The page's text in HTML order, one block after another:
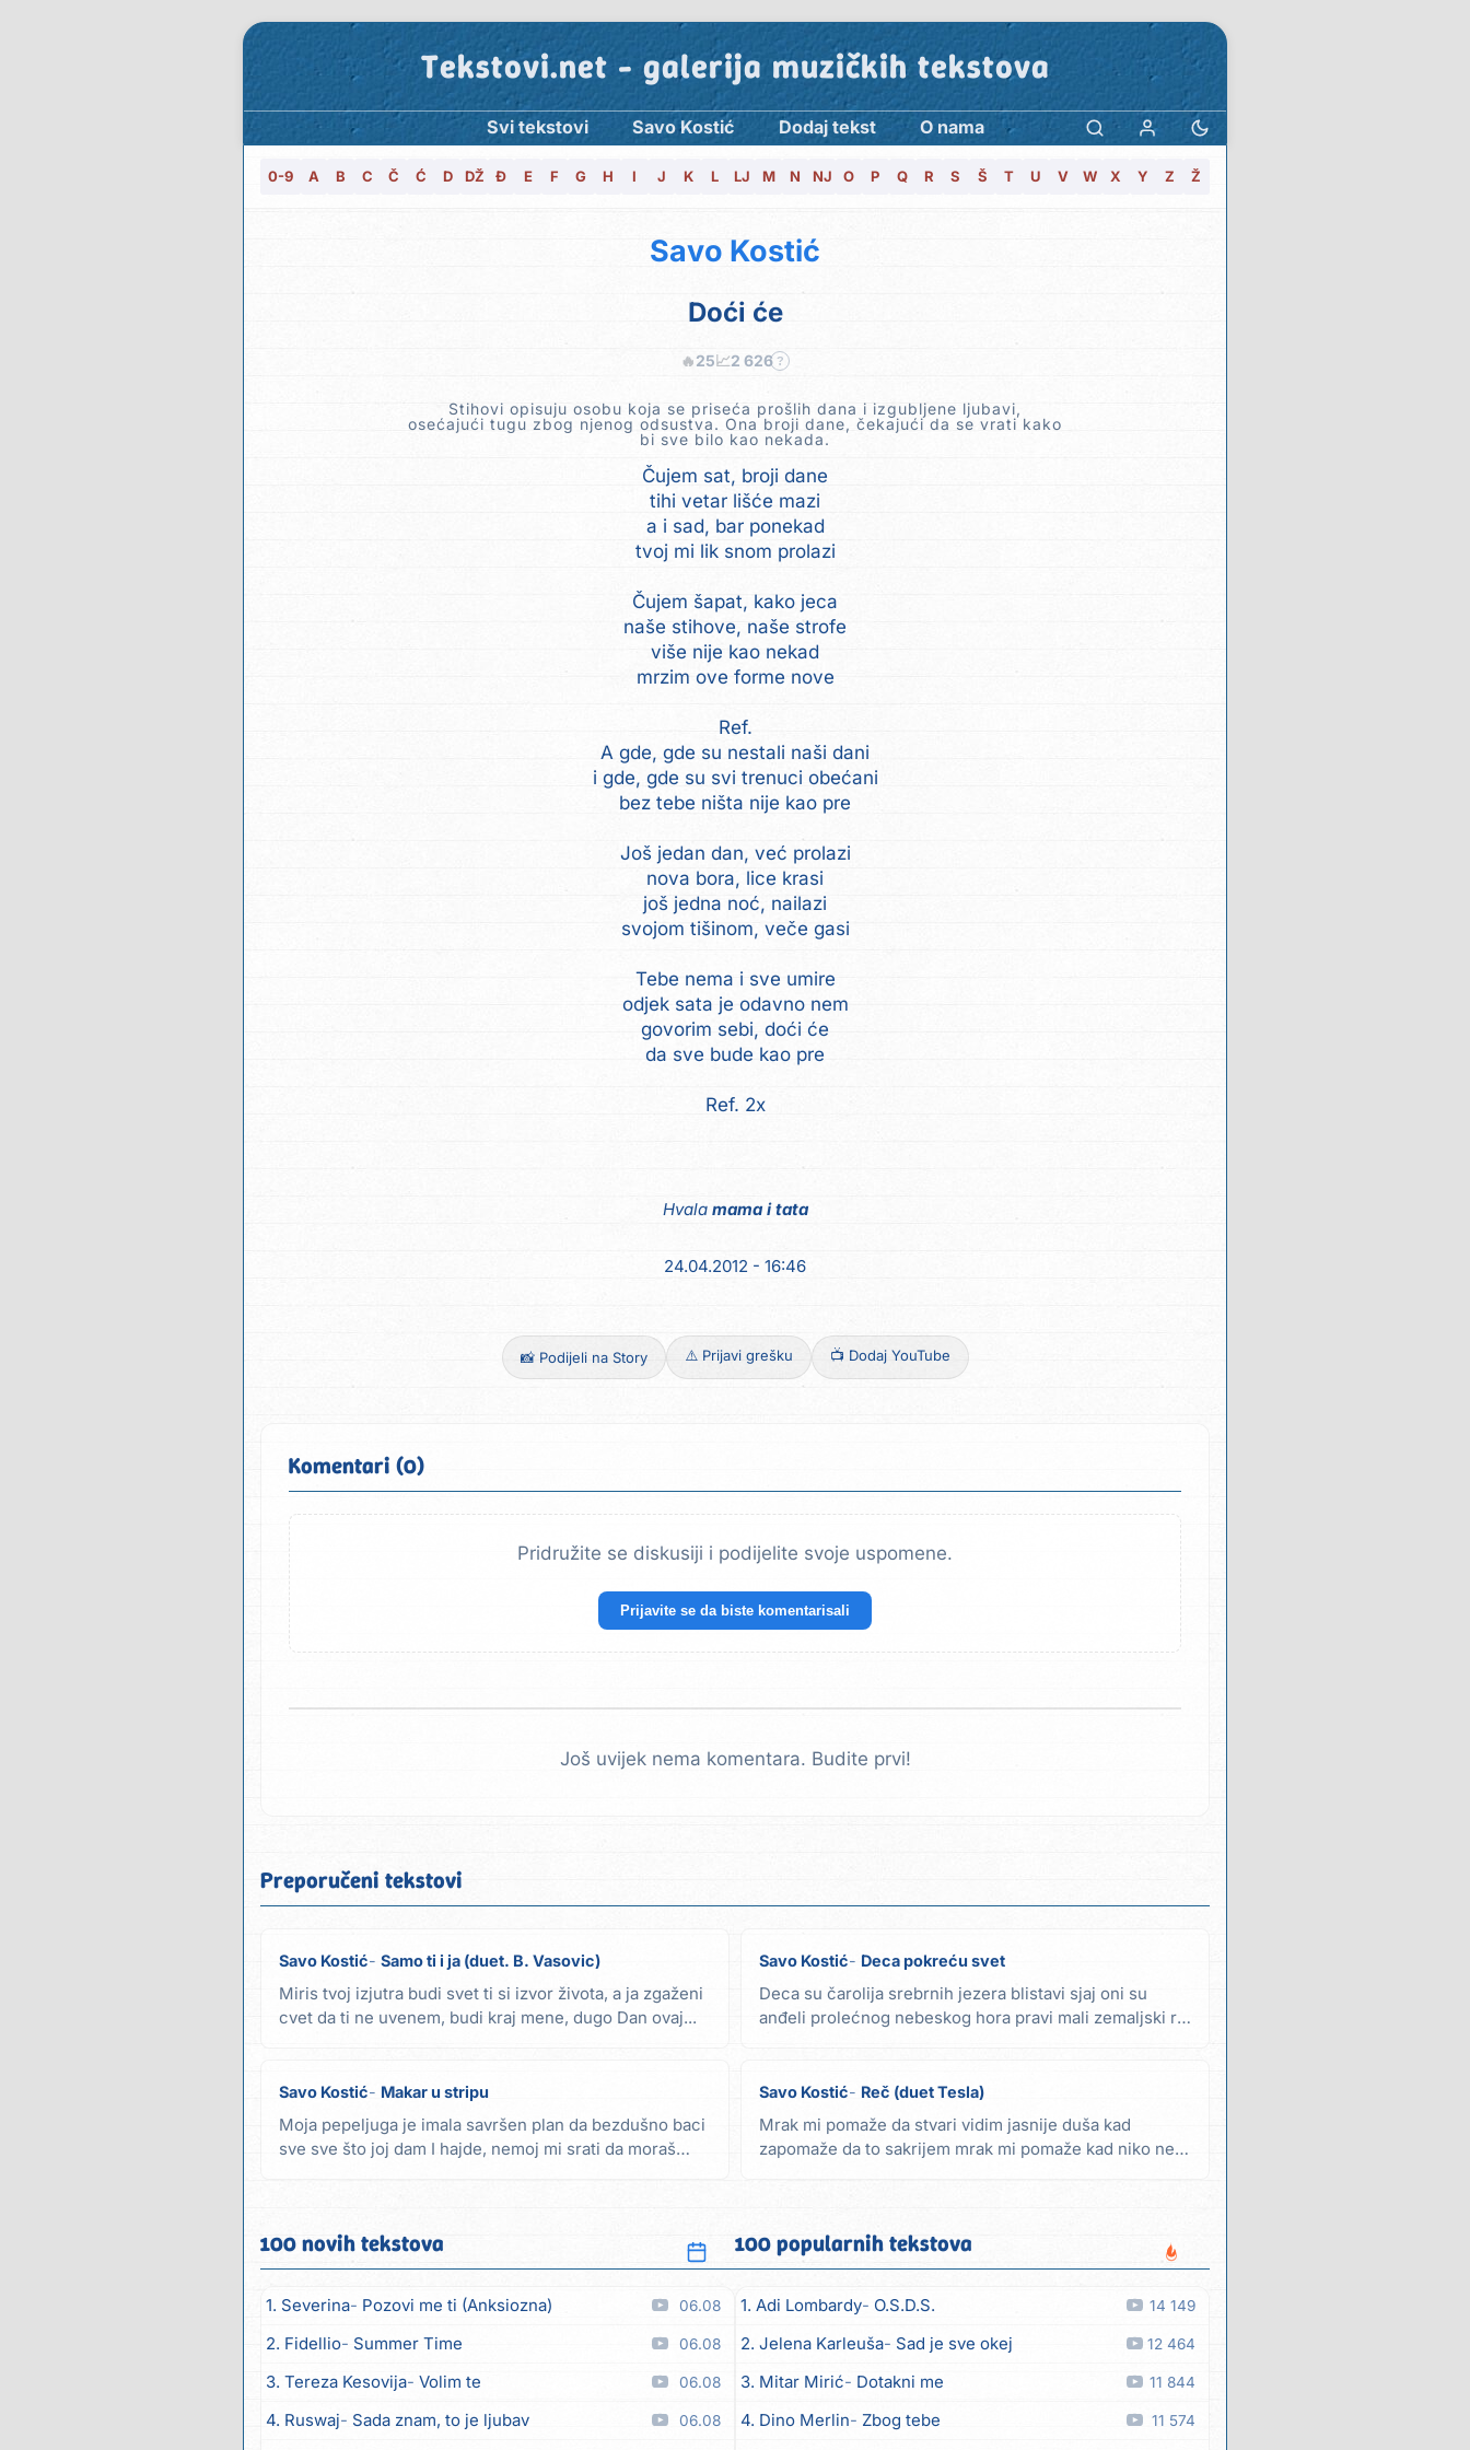
Tekstovi.net - galerija muzičkih tekstova
Svi tekstovi Savo Kostić Dodaj tekst O nama
0-9 A B C Č Ć D DŽ Đ E F G H I J K L LJ M N NJ O P Q R S Š T U V W X Y Z Ž
Savo Kostić
Doći će
🔥25📈2 626 ?
Stihovi opisuju osobu koja se priseća prošlih dana i izgubljene ljubavi,
osećajući tugu zbog njenog odsustva. Ona broji dane, čekajući da se vrati kako
bi sve bilo kao nekada.
Čujem sat, broji dane
tihi vetar lišće mazi
a i sad, bar ponekad
tvoj mi lik snom prolazi
Čujem šapat, kako jeca
naše stihove, naše strofe
više nije kao nekad
mrzim ove forme nove
Ref.
A gde, gde su nestali naši dani
i gde, gde su svi trenuci obećani
bez tebe ništa nije kao pre
Još jedan dan, već prolazi
nova bora, lice krasi
još jedna noć, nailazi
svojom tišinom, veče gasi
Tebe nema i sve umire
odjek sata je odavno nem
govorim sebi, doći će
da sve bude kao pre
Ref. 2x
Hvala mama i tata
24.04.2012 - 16:46
📸 Podijeli na Story ⚠️ Prijavi grešku 📺 Dodaj YouTube
Komentari (0)
Pridružite se diskusiji i podijelite svoje uspomene.
Prijavite se da biste komentarisali
Još uvijek nema komentara. Budite prvi!
Preporučeni tekstovi
Savo Kostić Samo ti i ja (duet. B. Vasovic)
Miris tvoj izjutra budi svet ti si izvor života, a ja zgaženi
cvet da ti ne uvenem, budi kraj mene, dugo Dan ovaj...
Savo Kostić Deca pokreću svet
Deca su čarolija srebrnih jezera blistavi sjaj oni su
anđeli prolećnog nebeskog hora pravi mali zemaljski raj
Savo Kostić Makar u stripu
Moja pepeljuga je imala savršen plan da bezdušno baci
sve sve što joj dam I hajde, nemoj mi srati da moraš
Savo Kostić Reč (duet Tesla)
Mrak mi pomaže da stvari vidim jasnije duša kad
zapomaže da to sakrijem mrak mi pomaže kad niko ne
100 novih tekstova
1. Severina Pozovi me ti (Anksiozna) 06.08
2. Fidellio Summer Time 06.08
3. Tereza Kesovija Volim te 06.08
4. Ruswaj Sada znam, to je ljubav 06.08
100 popularnih tekstova
1. Adi Lombardy O.S.D.S. 14 149
2. Jelena Karleuša Sad je sve okej 12 464
3. Mitar Mirić Dotakni me 11 844
4. Dino Merlin Zbog tebe 11 574